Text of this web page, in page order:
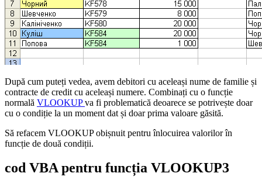
După cum puteți vedea, avem debitori cu aceleași nume de familie și
contracte de credit cu aceleași numere. Combinați cu o funcție
normală VLOOKUPva fi problematică deoarece se potrivește doar
cu o condiție la un moment dat și doar prima valoare găsită.
Să refacem VLOOKUP obișnuit pentru înlocuirea valorilor în
funcție de două condiții.
cod VBA pentru funcția VLOOKUP3